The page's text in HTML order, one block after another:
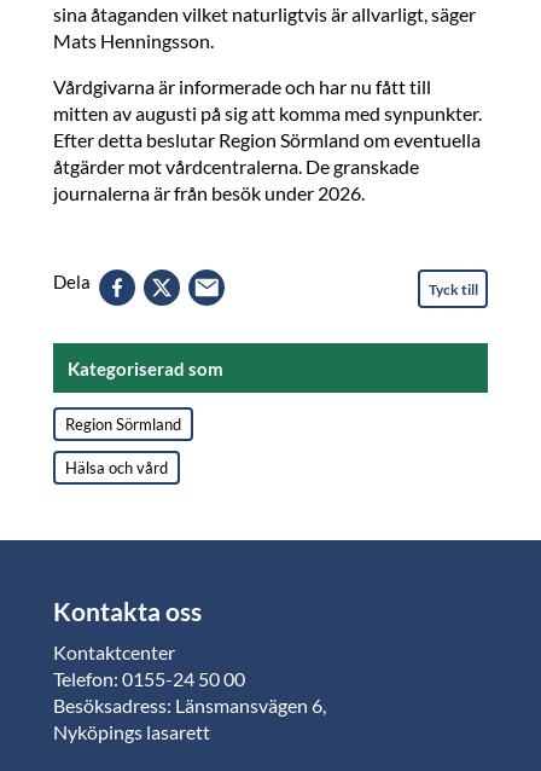
sina åtaganden vilket naturligtvis är allvarligt, säger
Mats Henningsson.
Vårdgivarna är informerade och har nu fått till
mitten av augusti på sig att komma med synpunkter.
Efter detta beslutar Region Sörmland om eventuella
åtgärder mot vårdcentralerna. De granskade
journalerna är från besök under 2026.
Dela Tyck till
Kategoriserad som
Region Sörmland
Hälsa och vård
Kontakta oss
Kontaktcenter
Telefon: 0155-24 50 00
Besöksadress: Länsmansvägen 6,
Nyköpings lasarett